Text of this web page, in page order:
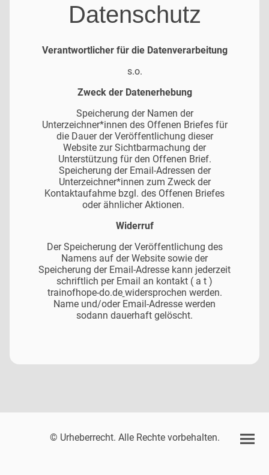
Datenschutz
Verantwortlicher für die Datenverarbeitung
s.o.
Zweck der Datenerhebung
Speicherung der Namen der
Unterzeichner*innen des Offenen Briefes für
die Dauer der Veröffentlichung dieser
Website zur Sichtbarmachung der
Unterstützung für den Offenen Brief.
Speicherung der Email-Adressen der
Unterzeichner*innen zum Zweck der
Kontaktaufahme bzgl. des Offenen Briefes
oder ähnlicher Aktionen.
Widerruf
Der Speicherung der Veröffentlichung des
Namens auf der Website sowie der
Speicherung der Email-Adresse kann jederzeit
schriftlich per Email an kontakt ( a t )
trainofhope-do.de widersprochen werden.
Name und/oder Email-Adresse werden
sodann dauerhaft gelöscht.
© Urheberrecht. Alle Rechte vorbehalten.